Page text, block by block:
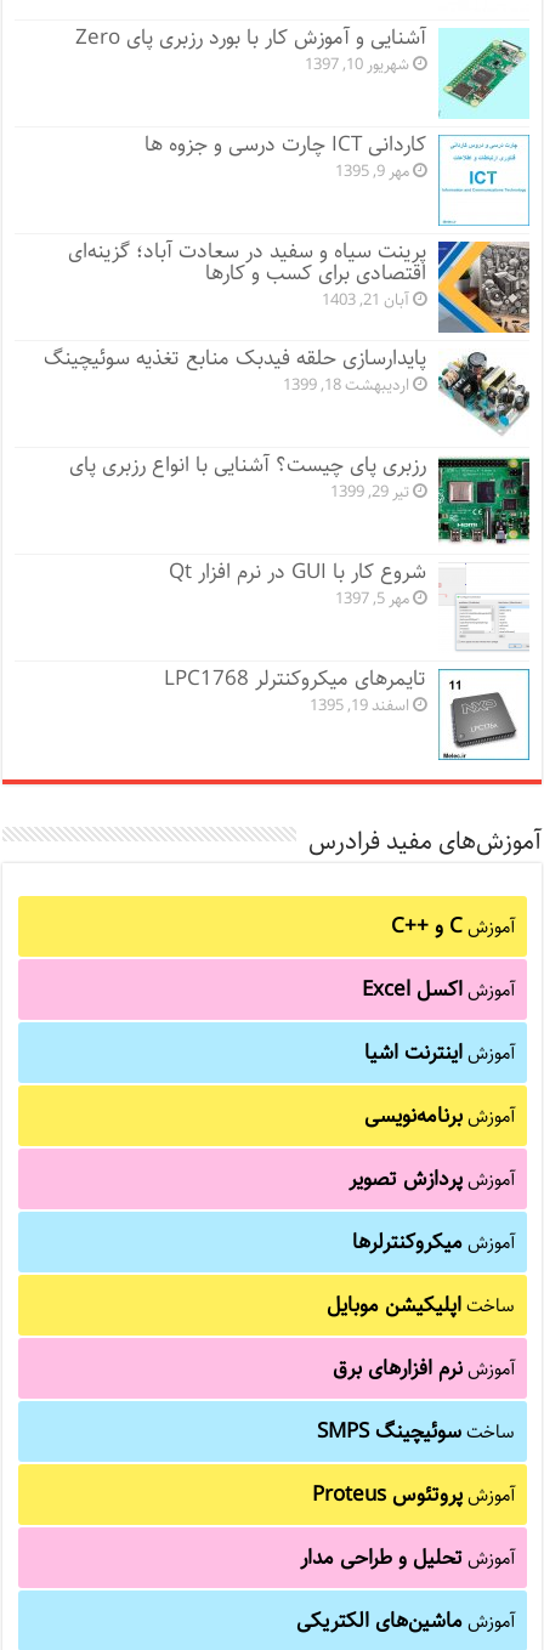
آشنایی و آموزش کار با بورد رزبری پای Zero
شهریور 10, 1397
کاردانی ICT چارت درسی و جزوه ها
مهر 9, 1395
پرینت سیاه و سفید در سعادت آباد؛ گزینه‌ای
اقتصادی برای کسب و کارها
آبان 21, 1403
پایدارسازی حلقه فیدبک منابع تغذیه سوئیچینگ
اردیبهشت 18, 1399
رزبری پای چیست؟ آشنایی با انواع رزبری پای
تیر 29, 1399
شروع کار با GUI در نرم افزار Qt
مهر 5, 1397
تایمرهای میکروکنترلر LPC1768
اسفند 19, 1395
آموزش‌های مفید فرادرس
آموزشC و C++‎
آموزشاکسل Excel
آموزشاینترنت اشیا
آموزشبرنامه‌نویسی
آموزشپردازش تصویر
آموزشمیکروکنترلرها
ساختاپلیکیشن موبایل
آموزشنرم افزارهای برق
ساختسوئیچینگ SMPS
آموزشپروتئوس Proteus
آموزشتحلیل و طراحی مدار
آموزشماشین‌های الکتریکی